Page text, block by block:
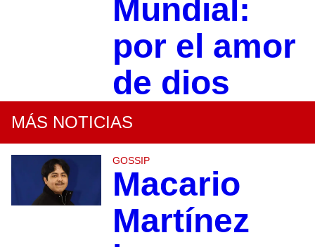
Mundial:
por el amor
de dios
MÁS NOTICIAS
GOSSIP
Macario
Martínez